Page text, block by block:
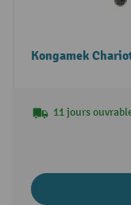
Kongamek
11 jours